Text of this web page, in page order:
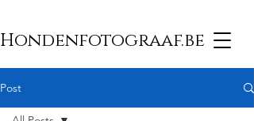
Hondenfotograaf.be
Post